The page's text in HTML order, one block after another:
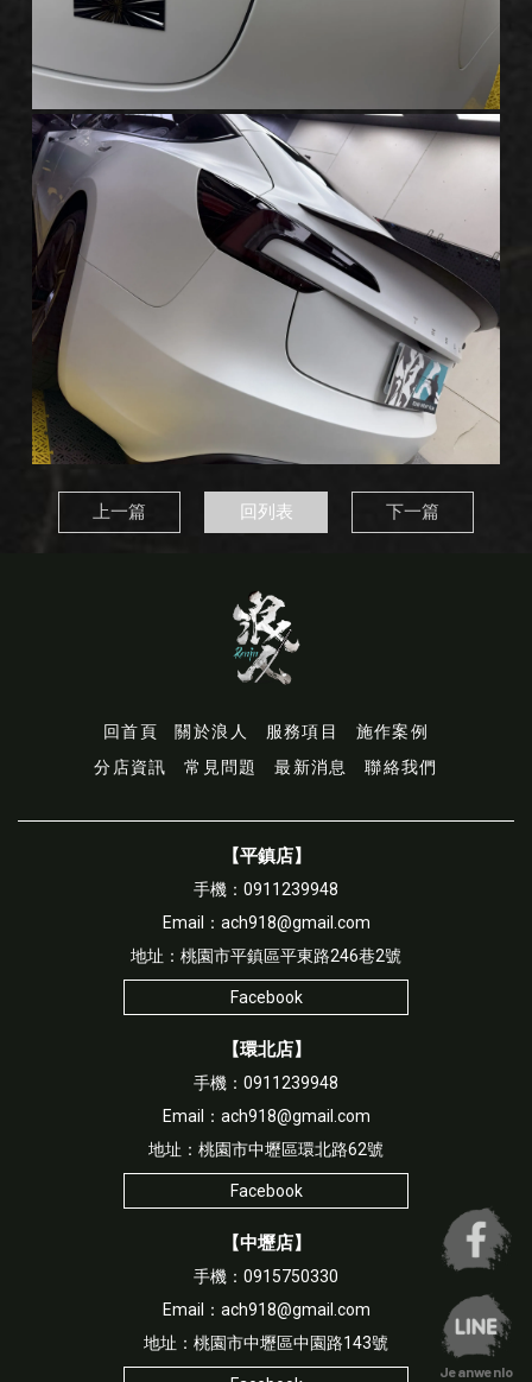
上一篇 回列表 下一篇
回首頁 關於浪人 服務項目
施作案例
分店資訊
常見問題 最新消息 聯絡我們
【平鎮店】
手機：0911239948
Email：ach918@gmail.com
地址：桃園市平鎮區平東路246巷2號
Facebook
【環北店】
手機：0911239948
Email：ach918@gmail.com
地址：桃園市中壢區環北路62號
Facebook
【中壢店】
手機：0915750330
Email：ach918@gmail.com
地址：桃園市中壢區中園路143號